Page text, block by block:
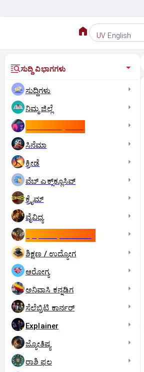
UV English
ಸುದ್ದಿ ವಿಭಾಗಗಳು
ಸುದ್ದಿಗಳು
ನಿಮ್ಮ ಜಿಲ್ಲೆ
ಸಿನೆಮಾ
ಕ್ರೀಡೆ
ವೆಬ್ ಎಕ್ಸ್‌ಕ್ಲೂಸಿವ್
ಕ್ರೈಮ್
ವೈವಿಧ್ಯ
ಶಿಕ್ಷಣ / ಉದ್ಯೋಗ
ಆರೋಗ್ಯ
ಅನಿವಾಸಿ ಕನ್ನಡಿಗ
ಸೆಲೆಬ್ರಿಟಿ ಕಾರ್ನರ್‌
Explainer
ಜ್ಯೋತಿಷ್ಯ
ರಾಶಿ ಫಲ